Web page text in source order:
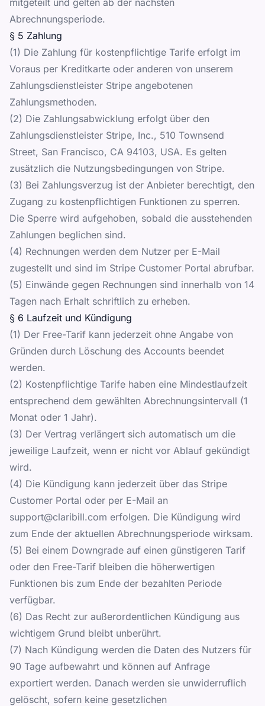
mitgeteilt und gelten ab der nächsten
Abrechnungsperiode.
§ 5 Zahlung
(1) Die Zahlung für kostenpflichtige Tarife erfolgt im
Voraus per Kreditkarte oder anderen von unserem
Zahlungsdienstleister Stripe angebotenen
Zahlungsmethoden.
(2) Die Zahlungsabwicklung erfolgt über den
Zahlungsdienstleister Stripe, Inc., 510 Townsend
Street, San Francisco, CA 94103, USA. Es gelten
zusätzlich die Nutzungsbedingungen von Stripe.
(3) Bei Zahlungsverzug ist der Anbieter berechtigt, den
Zugang zu kostenpflichtigen Funktionen zu sperren.
Die Sperre wird aufgehoben, sobald die ausstehenden
Zahlungen beglichen sind.
(4) Rechnungen werden dem Nutzer per E-Mail
zugestellt und sind im Stripe Customer Portal abrufbar.
(5) Einwände gegen Rechnungen sind innerhalb von 14
Tagen nach Erhalt schriftlich zu erheben.
§ 6 Laufzeit und Kündigung
(1) Der Free-Tarif kann jederzeit ohne Angabe von
Gründen durch Löschung des Accounts beendet
werden.
(2) Kostenpflichtige Tarife haben eine Mindestlaufzeit
entsprechend dem gewählten Abrechnungsintervall (1
Monat oder 1 Jahr).
(3) Der Vertrag verlängert sich automatisch um die
jeweilige Laufzeit, wenn er nicht vor Ablauf gekündigt
wird.
(4) Die Kündigung kann jederzeit über das Stripe
Customer Portal oder per E-Mail an
support@claribill.com erfolgen. Die Kündigung wird
zum Ende der aktuellen Abrechnungsperiode wirksam.
(5) Bei einem Downgrade auf einen günstigeren Tarif
oder den Free-Tarif bleiben die höherwertigen
Funktionen bis zum Ende der bezahlten Periode
verfügbar.
(6) Das Recht zur außerordentlichen Kündigung aus
wichtigem Grund bleibt unberührt.
(7) Nach Kündigung werden die Daten des Nutzers für
90 Tage aufbewahrt und können auf Anfrage
exportiert werden. Danach werden sie unwiderruflich
gelöscht, sofern keine gesetzlichen